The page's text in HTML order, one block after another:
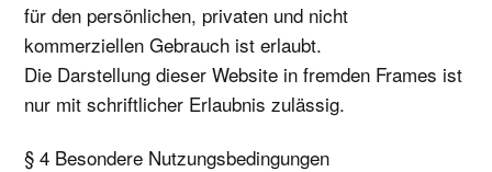
für den persönlichen, privaten und nicht
kommerziellen Gebrauch ist erlaubt.
Die Darstellung dieser Website in fremden Frames ist
nur mit schriftlicher Erlaubnis zulässig.
§ 4 Besondere Nutzungsbedingungen